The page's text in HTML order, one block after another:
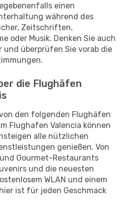
einen
während des
Zeitschriften,
oder Musik. Denken Sie auch
und überprüfen Sie vorab die
die Flughäfen
den folgenden Flughäfen
Flughafen Valencia können
alle nützlichen
genießen. Von
Gourmet-Restaurants
und die neuesten
WLAN und einem
ist für jeden Geschmack